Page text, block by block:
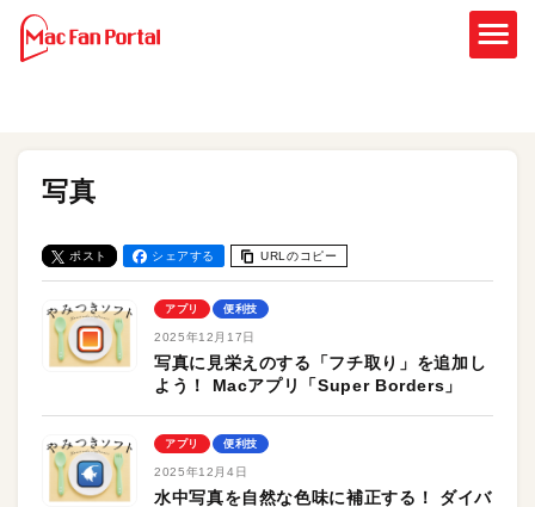
写真
ポスト シェアする URLのコピー
アプリ 便利技
2025年12月17日
写真に見栄えのする「フチ取り」を追加し
よう！ Macアプリ「Super Borders」
アプリ 便利技
2025年12月4日
水中写真を自然な色味に補正する！ ダイバ